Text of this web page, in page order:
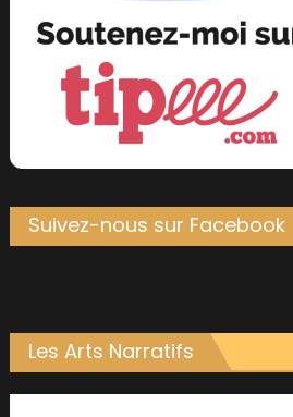
Suivez-nous sur Facebook
Les Arts Narratifs